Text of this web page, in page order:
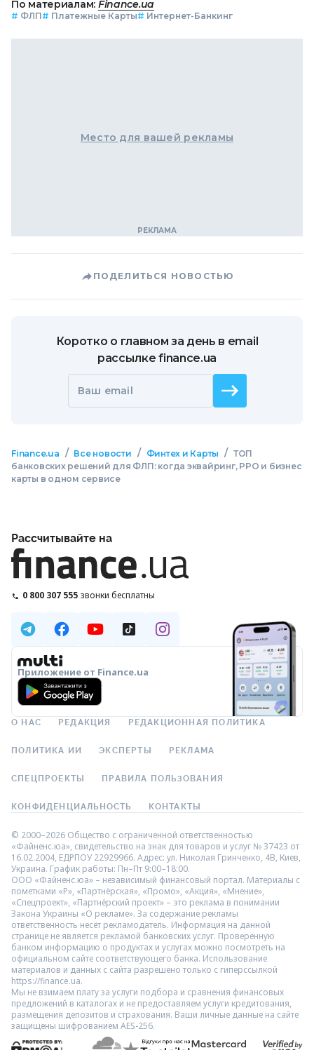
По материалам: Finance.ua
# ФЛП# Платежные Карты# Интернет-Банкинг
Место для вашей рекламы
ПОДЕЛИТЬСЯ НОВОСТЬЮ
Коротко о главном за день в email
рассылке finance.ua
Ваш email
Finance.ua / Все новости / Финтех и Карты / ТОП
банковских решений для ФЛП: когда эквайринг, РРО и бизнес
карты в одном сервисе
Рассчитывайте на
0 800 307 555 звонки бесплатны
Приложение от Finance.ua
О НАС РЕДАКЦИЯ РЕДАКЦИОННАЯ ПОЛИТИКА
ПОЛИТИКА ИИ ЭКСПЕРТЫ РЕКЛАМА
СПЕЦПРОЕКТЫ ПРАВИЛА ПОЛЬЗОВАНИЯ
КОНФИДЕНЦИАЛЬНОСТЬ КОНТАКТЫ
© 2000–2026 Общество с ограниченной ответственностью
«Файненс.юа», свидетельство на знак для товаров и услуг № 37423 от
16.02.2004, ЕДРПОУ 22929966. Адрес: ул. Николая Гринченко, 4В, Киев,
Украина. График работы: Пн–Пт 9:00–18:00.
ООО «Файненс.юа» – независимый финансовый портал. Материалы с
пометками «Р», «Партнёрская», «Промо», «Акция», «Мнение»,
«Спецпроект», «Партнёрский проект» – это реклама в понимании
Закона Украины «О рекламе». За содержание рекламы
ответственность несёт рекламодатель. Информация на данной
странице не является рекламой банковских услуг. Проверенную
банком информацию о продуктах и услугах можно посмотреть на
официальном сайте соответствующего банка. Использование
материалов и данных с сайта разрешено только с гиперссылкой
https://finance.ua.
Мы не взимаем плату за услуги подбора и сравнения финансовых
предложений в каталогах и не предоставляем услуги кредитования,
размещения депозитов и страхования. Ваши личные данные на сайте
защищены шифрованием AES-256.